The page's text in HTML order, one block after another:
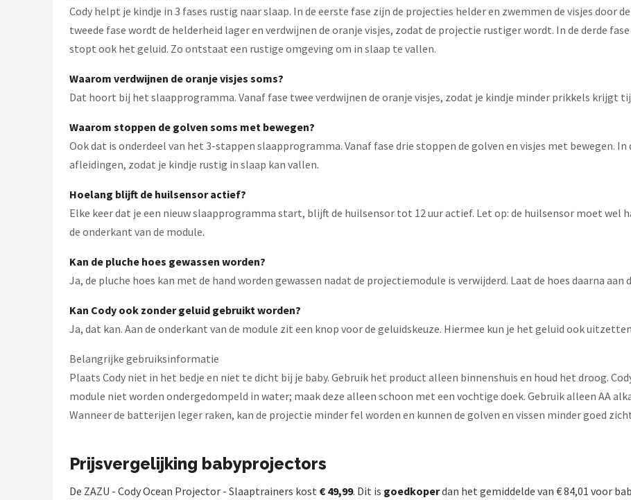
Cody helpt je kindje in 3 fases rustig naar slaap. In de eerste fase zijn de projecties helder en zwemmen de visjes door
tweede fase wordt de helderheid lager en verdwijnen de oranje visjes, zodat de projectie rustiger wordt. In de derde
stopt ook het geluid. Zo ontstaat een rustige omgeving om in slaap te vallen.
Waarom verdwijnen de oranje visjes soms?
Dat hoort bij het slaapprogramma. Vanaf fase twee verdwijnen de oranje visjes, zodat je kindje minder prikkels krijgt
Waarom stoppen de golven soms met bewegen?
Ook dat is onderdeel van het 3-stappen slaapprogramma. Vanaf fase drie stoppen de golven en visjes met bewegen.
afleidingen, zodat je kindje rustig in slaap kan vallen.
Hoelang blijft de huilsensor actief?
Elke keer dat je een nieuw slaapprogramma start, blijft de huilsensor tot 12 uur actief. Let op: de huilsensor moet wel
de onderkant van de module.
Kan de pluche hoes gewassen worden?
Ja, de pluche hoes kan met de hand worden gewassen nadat de projectiemodule is verwijderd. Laat de hoes daarna aan
Kan Cody ook zonder geluid gebruikt worden?
Ja, dat kan. Aan de onderkant van de module zit een knop voor de geluidskeuze. Hiermee kun je het geluid ook
Belangrijke gebruiksinformatie
Plaats Cody niet in het bedje en niet te dicht bij je baby. Gebruik het product alleen binnenshuis en houd het droog.
module niet worden ondergedompeld in water; maak deze alleen schoon met een vochtige doek. Gebruik alleen AA
Wanneer de batterijen leger raken, kan de projectie minder fel worden en kunnen de golven en vissen minder goed
Prijsvergelijking babyprojectors
De ZAZU - Cody Ocean Projector - Slaaptrainers kost € 49,99. Dit is goedkoperdan het gemiddelde van € 84,01 voor